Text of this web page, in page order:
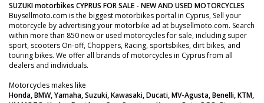
SUZUKI motorbikes CYPRUS FOR SALE - NEW AND USED MOTORCYCLES
Buysellmoto.com is the biggest motorbikes portal in Cyprus, Sell your
motorcycle by advertising your motorbike ad at buysellmoto.com. Search
within more than 850 new or used motorcycles for sale, including super
sport, scooters On-off, Choppers, Racing, sportsbikes, dirt bikes, and
touring bikes. We offer all brands of motorcycles in Cyprus from all
dealers and individuals.
Motorcycles makes like
Honda, BMW, Yamaha, Suzuki, Kawasaki, Ducati, MV-Agusta, Benelli, KTM,